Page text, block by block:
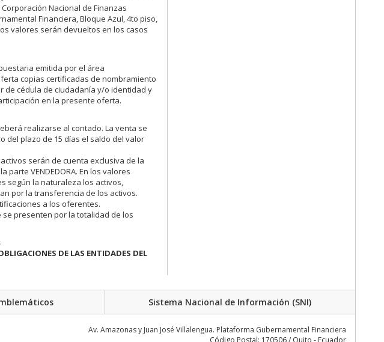
Nacional de Finanzas
Financiera, Bloque Azul, 4to piso,
valores serán devueltos en los casos
emitida por el área
copias certificadas de nombramiento
de cédula de ciudadanía y/o identidad y
en la presente oferta.
realizarse al contado. La venta se
plazo de 15 días el saldo del valor
serán de cuenta exclusiva de la
VENDEDORA. En los valores
según la naturaleza los activos,
por la transferencia de los activos.
a los oferentes.
presenten por la totalidad de los
DE LAS ENTIDADES DEL
Sistema Nacional de Información (SNI)
Av. Amazonas y Juan José Villalengua. Plataforma Gubernamental Financiera